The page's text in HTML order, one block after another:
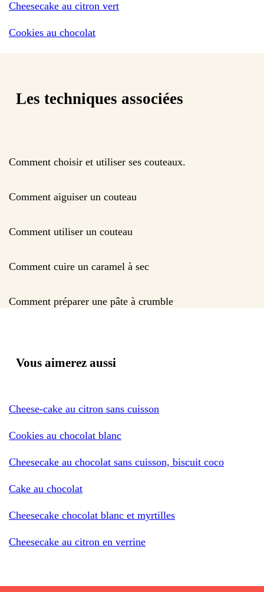
Cheesecake au citron vert
Cookies au chocolat
Les techniques associées
Comment choisir et utiliser ses couteaux.
Comment aiguiser un couteau
Comment utiliser un couteau
Comment cuire un caramel à sec
Comment préparer une pâte à crumble
Vous aimerez aussi
Cheese-cake au citron sans cuisson
Cookies au chocolat blanc
Cheesecake au chocolat sans cuisson, biscuit coco
Cake au chocolat
Cheesecake chocolat blanc et myrtilles
Cheesecake au citron en verrine